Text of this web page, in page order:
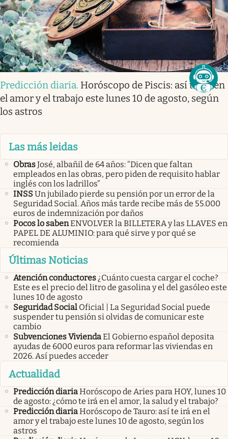
Predicción diaria. Horóscopo de Piscis: así te irá en
el amor y el trabajo este lunes 10 de agosto, según
los astros
Las más leidas
ObrasJosé, albañil de 64 años: “Dicen que faltan
empleados en las obras, pero piden de requisito hablar
inglés con los ladrillos”
INSSUn jubilado pierde su pensión por un error de la
Seguridad Social. Años más tarde recibe más de 55.000
euros de indemnización por daños
Pocos lo sabenENVOLVER la BILLETERA y las LLAVES en
PAPEL DE ALUMINIO: para qué sirve y por qué se
recomienda
Últimas Noticias
Atención conductores¿Cuánto cuesta cargar el coche?
Este es el precio del litro de gasolina y el del gasóleo este
lunes 10 de agosto
Seguridad Social Oficial | La Seguridad Social puede
suspender tu pensión si olvidas de comunicar este
cambio
Subvenciones ViviendaEl Gobierno español deposita
ayudas de 6000 euros para reformar las viviendas en
2026. Así puedes acceder
Actualidad
Predicción diariaHoróscopo de Aries para HOY, lunes 10
de agosto: ¿cómo te irá en el amor, la salud y el trabajo?
Predicción diariaHoróscopo de Tauro: así te irá en el
amor y el trabajo este lunes 10 de agosto, según los
astros